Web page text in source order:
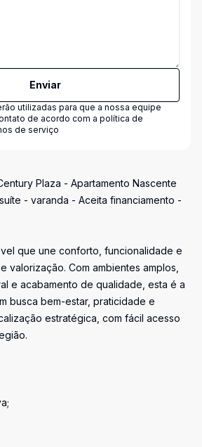
Enviar
utilizadas para que a nossa equipe
de acordo com a política de
de serviço
Plaza - Apartamento Nascente
- varanda - Aceita financiamento -
que une conforto, funcionalidade e
valorização. Com ambientes amplos,
e acabamento de qualidade, esta é a
busca bem-estar, praticidade e
estratégica, com fácil acesso